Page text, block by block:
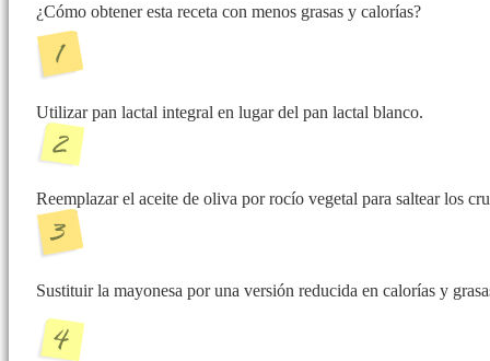
¿Cómo obtener esta receta con menos grasas y calorías?
Utilizar pan lactal integral en lugar del pan lactal blanco.
Reemplazar el aceite de oliva por rocío vegetal para saltear los
Sustituir la mayonesa por una versión reducida en calorías y